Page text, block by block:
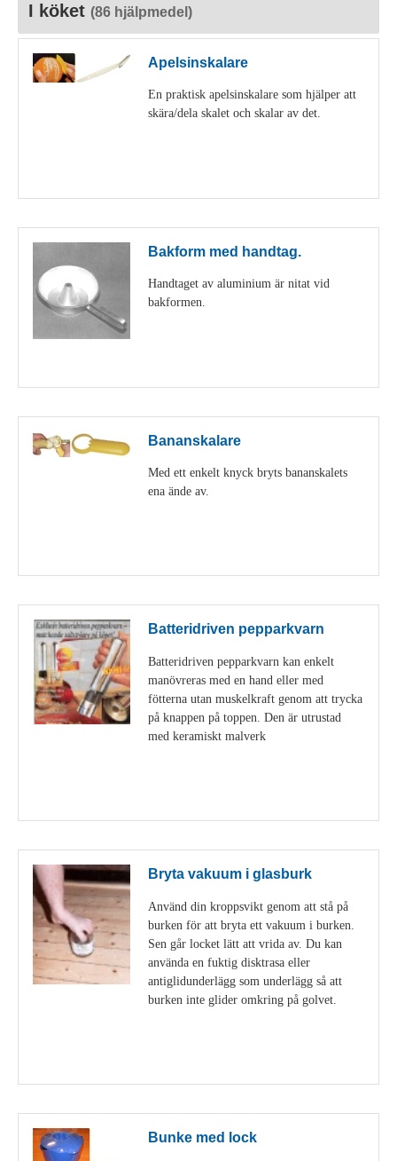
I köket (86 hjälpmedel)
Apelsinskalare
En praktisk apelsinskalare som hjälper att
skära/dela skalet och skalar av det.
Bakform med handtag.
Handtaget av aluminium är nitat vid
bakformen.
Bananskalare
Med ett enkelt knyck bryts bananskalets
ena ände av.
Batteridriven pepparkvarn
Batteridriven pepparkvarn kan enkelt
manövreras med en hand eller med
fötterna utan muskelkraft genom att trycka
på knappen på toppen. Den är utrustad
med keramiskt malverk
Bryta vakuum i glasburk
Använd din kroppsvikt genom att stå på
burken för att bryta ett vakuum i burken.
Sen går locket lätt att vrida av. Du kan
använda en fuktig disktrasa eller
antiglidunderlägg som underlägg så att
burken inte glider omkring på golvet.
Bunke med lock